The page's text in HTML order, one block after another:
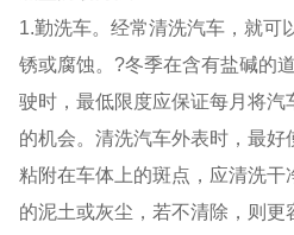
1.勤洗车。经常清洗汽车，就可
锈或腐蚀。?冬季在含有盐碱的
驶时，最低限度应保证每月将汽
的机会。清洗汽车外表时，最
粘附在车体上的斑点，应清洗
的泥土或灰尘，若不清除，则